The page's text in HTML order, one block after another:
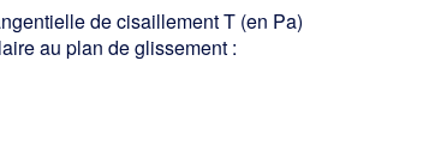
de cisaillement T (en Pa)
au plan de glissement :